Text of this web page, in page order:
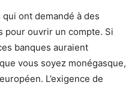
qui ont demandé à des
pour ouvrir un compte. Si
banques auraient
vous soyez monégasque,
L’exigence de